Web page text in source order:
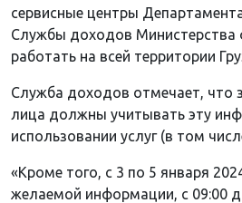
сервисные центры
Службы доходов Министерства
работать на всей территории
Служба доходов отмечает, что
лица должны учитывать эту
использовании услуг (в том
«Кроме того, с 3 по 5 января
желаемой информации, с 09:00